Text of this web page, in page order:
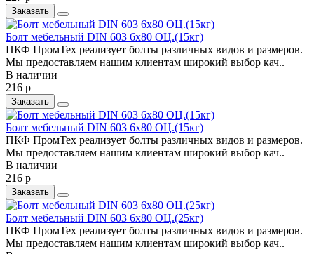
Заказать
Болт мебельный DIN 603 6х80 ОЦ.(15кг)
ПКФ ПромТех реализует болты различных видов и размеров.
Мы предоставляем нашим клиентам широкий выбор кач..
В наличии
216 р
Заказать
Болт мебельный DIN 603 6х80 ОЦ.(15кг)
ПКФ ПромТех реализует болты различных видов и размеров.
Мы предоставляем нашим клиентам широкий выбор кач..
В наличии
216 р
Заказать
Болт мебельный DIN 603 6х80 ОЦ.(25кг)
ПКФ ПромТех реализует болты различных видов и размеров.
Мы предоставляем нашим клиентам широкий выбор кач..